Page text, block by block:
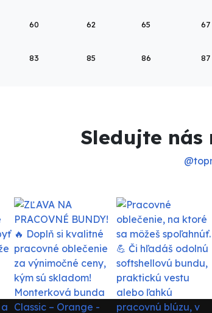
60 62 65 67
83 85 86 87
Sledujte